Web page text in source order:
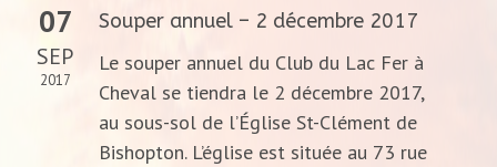
07
SEP
2017
Souper annuel – 2 décembre 2017
Le souper annuel du Club du Lac Fer à
Cheval se tiendra le 2 décembre 2017,
au sous-sol de l’Église St-Clément de
Bishopton. L’église est située au 73 rue